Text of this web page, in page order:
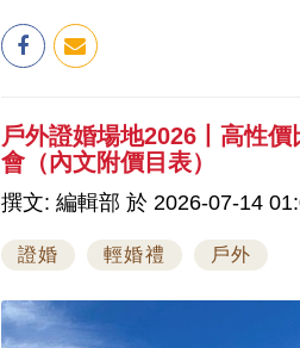
戶外證婚場地2026丨高性
會（內文附價目表）
撰文: 編輯部 於 2026-07-14
證婚 輕婚禮 戶外